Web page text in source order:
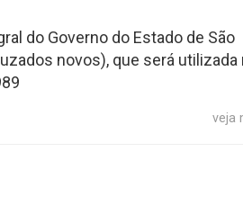
do Governo do Estado de São
novos), que será utilizada
veja